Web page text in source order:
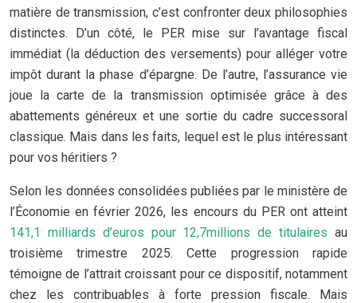
matière de transmission, c’est confronter deux philosophies
distinctes. D’un côté, le PER mise sur l’avantage fiscal
immédiat (la déduction des versements) pour alléger votre
impôt durant la phase d’épargne. De l’autre, l’assurance vie
joue la carte de la transmission optimisée grâce à des
abattements généreux et une sortie du cadre successoral
classique. Mais dans les faits, lequel est le plus intéressant
pour vos héritiers ?
Selon les données consolidées publiées par le ministère de
l’Économie en février 2026, les encours du PER ont atteint
141,1 milliards d’euros pour 12,7millions de titulaires au
troisième trimestre 2025. Cette progression rapide
témoigne de l’attrait croissant pour ce dispositif, notamment
chez les contribuables à forte pression fiscale. Mais